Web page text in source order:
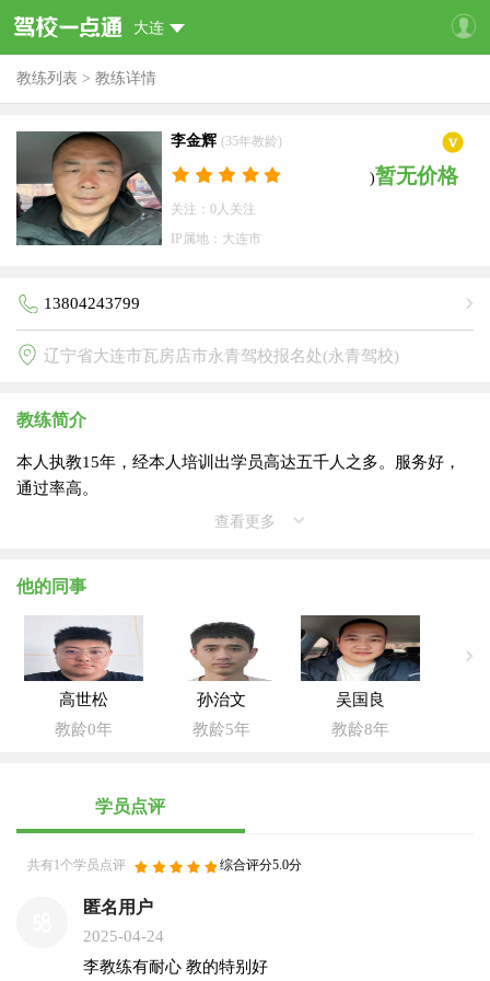
大连
教练列表 > 教练详情
李金辉 (35年教龄)
)暂无价格
关注：0人关注
IP属地：大连市
13804243799
辽宁省大连市瓦房店市永青驾校报名处(永青驾校)
教练简介
本人执教15年，经本人培训出学员高达五千人之多。服务好，
通过率高。
查看更多
他的同事
高世松
教龄0年
孙治文
教龄5年
吴国良
教龄8年
学员点评
共有1个学员点评 综合评分5.0分
匿名用户
2025-04-24
李教练有耐心 教的特别好